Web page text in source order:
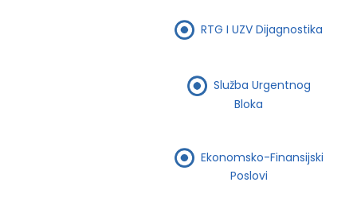
RTG I UZV Dijagnostika
Služba Urgentnog
Bloka
Ekonomsko-Finansijski
Poslovi